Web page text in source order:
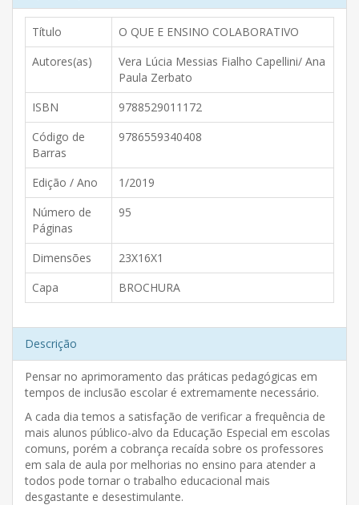
Título
O QUE E ENSINO COLABORATIVO
Autores(as)
Vera Lúcia Messias Fialho Capellini/ Ana
Paula Zerbato
ISBN
9788529011172
Código de
Barras
9786559340408
Edição / Ano
1/2019
Número de
Páginas
95
Dimensões
23X16X1
Capa
BROCHURA
Descrição
Pensar no aprimoramento das práticas pedagógicas em
tempos de inclusão escolar é extremamente necessário.
A cada dia temos a satisfação de verificar a frequência de
mais alunos público-alvo da Educação Especial em escolas
comuns, porém a cobrança recaída sobre os professores
em sala de aula por melhorias no ensino para atender a
todos pode tornar o trabalho educacional mais
desgastante e desestimulante.